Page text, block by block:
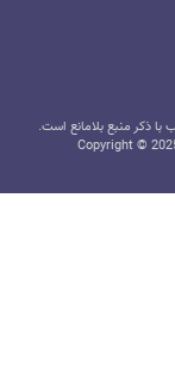
ذکر منبع بلامانع است.
Copyright ©